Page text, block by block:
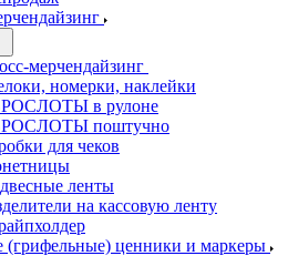
мерчендайзинг
номерки, наклейки
в рулоне
поштучно
для чеков
ленты
на кассовую ленту
ценники и маркеры